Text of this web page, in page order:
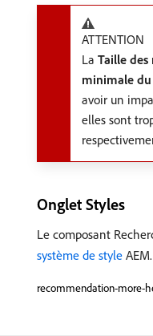
ATTENTION
La Taille des
minimale
avoir un
elles sont
Onglet Styles
Le composant
système de style AEM.
recommendation-more-